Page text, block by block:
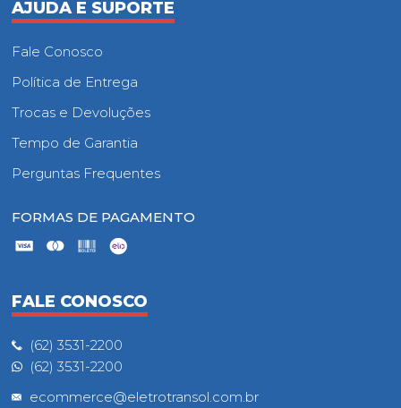
AJUDA E SUPORTE
Fale Conosco
Política de Entrega
Trocas e Devoluções
Tempo de Garantia
Perguntas Frequentes
FORMAS DE PAGAMENTO
FALE CONOSCO
(62) 3531-2200
(62) 3531-2200
ecommerce@eletrotransol.com.br